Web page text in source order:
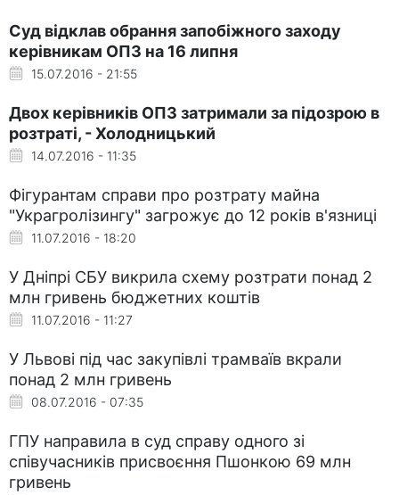
Суд відклав обрання запобіжного заходу
керівникам ОПЗ на 16 липня
15.07.2016 - 21:55
Двох керівників ОПЗ затримали за підозрою в
розтраті, - Холодницький
14.07.2016 - 11:35
Фігурантам справи про розтрату майна
"Украгролізингу" загрожує до 12 років в'язниці
11.07.2016 - 18:20
У Дніпрі СБУ викрила схему розтрати понад 2
млн гривень бюджетних коштів
11.07.2016 - 11:27
У Львові під час закупівлі трамваїв вкрали
понад 2 млн гривень
08.07.2016 - 07:35
ГПУ направила в суд справу одного зі
співучасників присвоєння Пшонкою 69 млн
гривень